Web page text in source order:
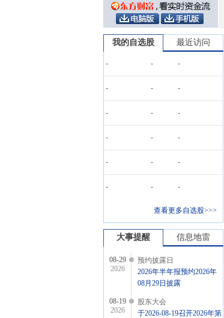
我的自选股 最近访问
- - -
- - -
- - -
- - -
- - -
- - -
查看更多自选股>>>
大事提醒 信息地雷
08-29
2026
预约披露日
2026年半年报预约2026年
08月29日披露
08-19
2026
股东大会
于2026-08-19召开2026年第